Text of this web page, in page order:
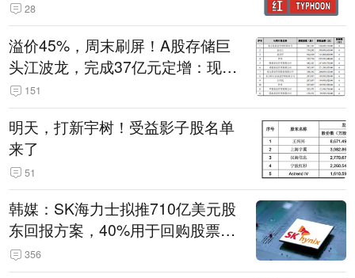
28
溢价45%，周末刷屏！A股存储巨
头江波龙，完成37亿元定增：现价
386.6元，定增价560元
151
明天，打新宇树！受益影子股名单
来了
51
韩媒：SK海力士拟推710亿美元股
东回报方案，40%用于回购股票，
相当于美股发行规模
356